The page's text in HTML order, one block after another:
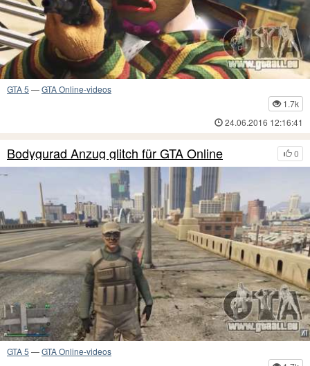
GTA 5 —GTA Online-videos
1.7k
24.06.2016 12:16:41
0
Bodygurad Anzug glitch für GTA Online
GTA 5 —GTA Online-videos